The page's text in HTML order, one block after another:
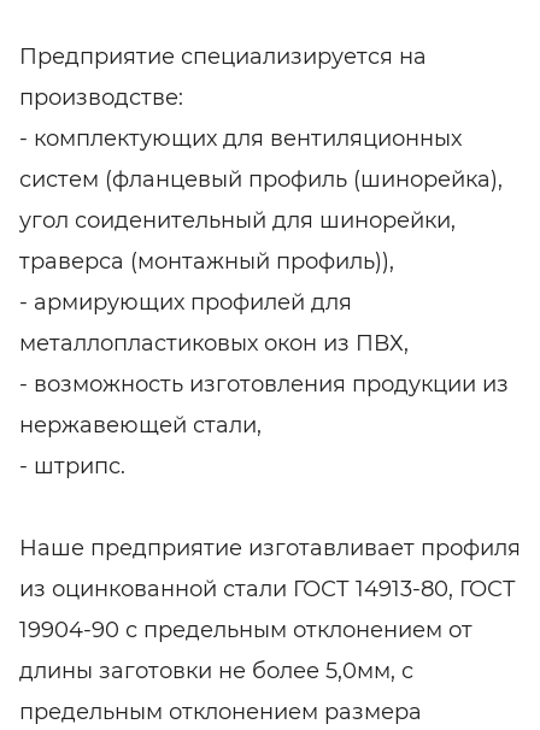
Предприятие специализируется на
производстве:
- комплектующих для вентиляционных
систем (фланцевый профиль (шинорейка),
угол соиденительный для шинорейки,
траверса (монтажный профиль)),
- армирующих профилей для
металлопластиковых окон из ПВХ,
- возможность изготовления продукции из
нержавеющей стали,
- штрипс.
Наше предприятие изготавливает профиля
из оцинкованной стали ГОСТ 14913-80, ГОСТ
19904-90 с предельным отклонением от
длины заготовки не более 5,0мм, с
предельным отклонением размера